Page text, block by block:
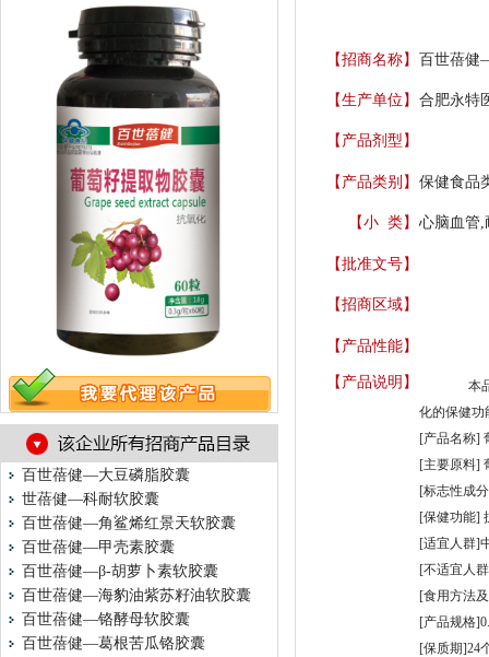
百世蓓健—大豆磷脂胶囊
世蓓健—科耐软胶囊
百世蓓健—角鲨烯红景天软胶囊
百世蓓健—甲壳素胶囊
百世蓓健—β-胡萝卜素软胶囊
百世蓓健—海豹油紫苏籽油软胶囊
百世蓓健—铬酵母软胶囊
百世蓓健—葛根苦瓜铬胶囊
【招商名称】 百世蓓健
【生产单位】 合肥永特
【产品剂型】
【产品类别】 保健食品
【小 类】 心脑血管,
【批准文号】
【招商区域】
【产品性能】
【产品说明】
本
化的保健功
[产品名称]
[主要原料]
[标志性成
[保健功能]
[适宜人群]
[不适宜人
[食用方法
[产品规格
[保质期]24